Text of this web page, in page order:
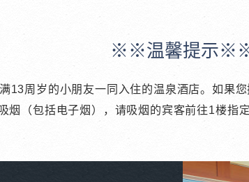
※※温馨提示
13周岁的小朋友一同入住的温泉酒店。如果
烟（包括电子烟），请吸烟的宾客前往1楼指